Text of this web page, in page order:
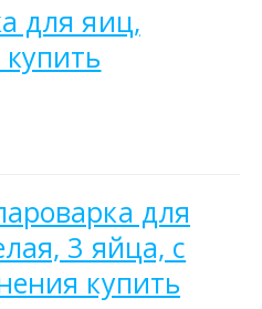
для яиц,
для
3 яйца, с
купить